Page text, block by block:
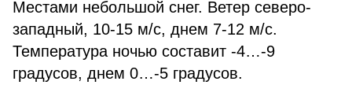
Местами небольшой снег. Ветер северо-
западный, 10-15 м/с, днем 7-12 м/с.
Температура ночью составит -4…-9
градусов, днем 0…-5 градусов.